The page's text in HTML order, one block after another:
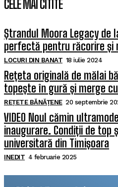
CELE MAI CITITE
Ștrandul Moora Legacy de
perfectă pentru răcorire și
LOCURI DIN BANAT 18 iulie 2024
Rețeta originală de mălai
topește în gură și merge
REȚETE BĂNĂȚENE 20 septembrie
VIDEO Noul cămin
inaugurare. Condiții de top
universitară din Timișoara
INEDIT 4 februarie 2025